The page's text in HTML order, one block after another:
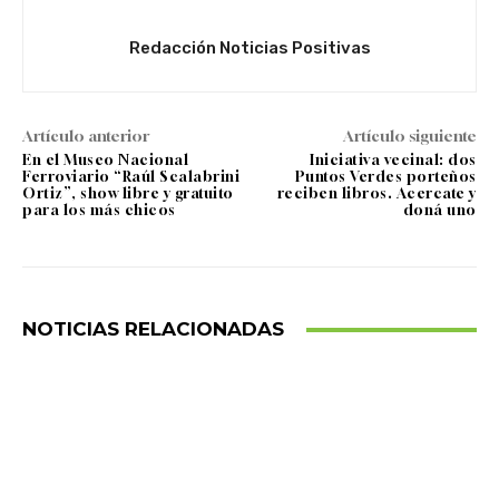
Redacción Noticias Positivas
Artículo anterior
En el Museo Nacional
Ferroviario “Raúl Scalabrini
Ortiz”, show libre y gratuito
para los más chicos
Artículo siguiente
Iniciativa vecinal: dos
Puntos Verdes porteños
reciben libros. Acercate y
doná uno
NOTICIAS RELACIONADAS